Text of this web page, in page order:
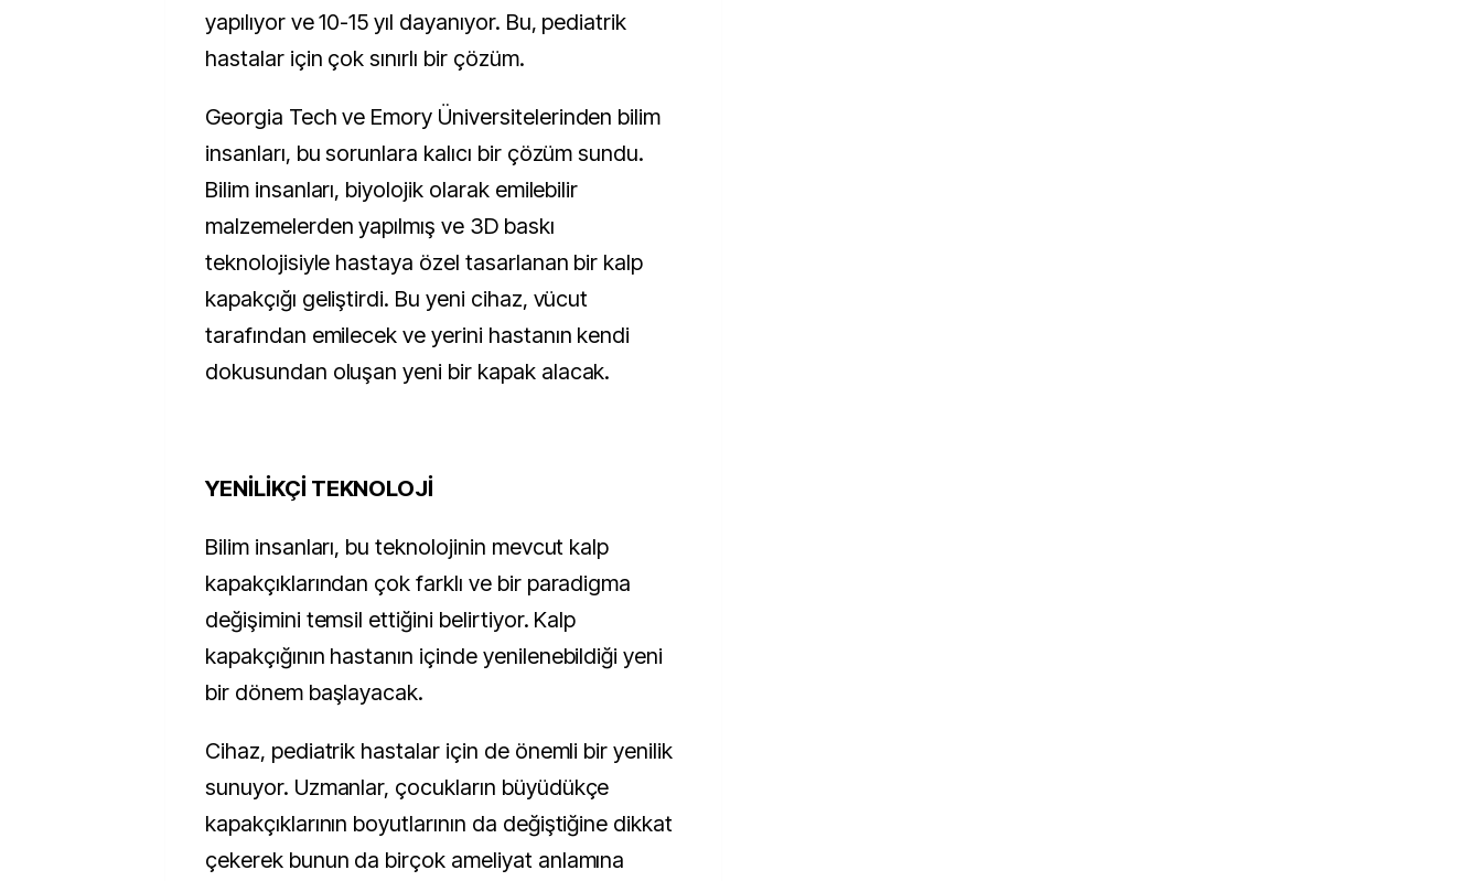
yapılıyor ve 10-15 yıl dayanıyor. Bu, pediatrik
hastalar için çok sınırlı bir çözüm.
Georgia Tech ve Emory Üniversitelerinden bilim
insanları, bu sorunlara kalıcı bir çözüm sundu.
Bilim insanları, biyolojik olarak emilebilir
malzemelerden yapılmış ve 3D baskı
teknolojisiyle hastaya özel tasarlanan bir kalp
kapakçığı geliştirdi. Bu yeni cihaz, vücut
tarafından emilecek ve yerini hastanın kendi
dokusundan oluşan yeni bir kapak alacak.
YENİLİKÇİ TEKNOLOJİ
Bilim insanları, bu teknolojinin mevcut kalp
kapakçıklarından çok farklı ve bir paradigma
değişimini temsil ettiğini belirtiyor. Kalp
kapakçığının hastanın içinde yenilenebildiği yeni
bir dönem başlayacak.
Cihaz, pediatrik hastalar için de önemli bir yenilik
sunuyor. Uzmanlar, çocukların büyüdükçe
kapakçıklarının boyutlarının da değiştiğine dikkat
çekerek bunun da birçok ameliyat anlamına